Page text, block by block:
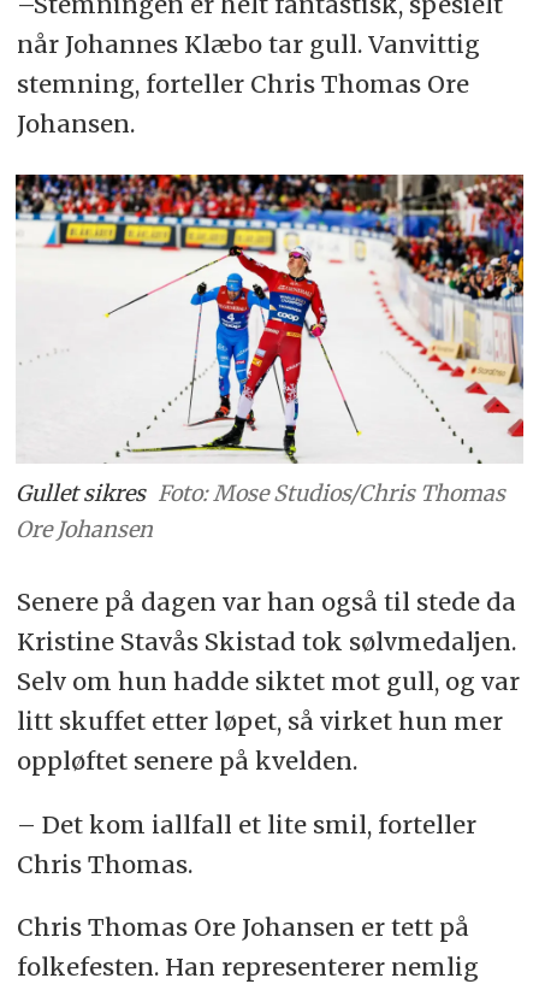
når Johannes Klæbo tar gull. Vanvittig
stemning, forteller Chris Thomas Ore
Johansen.
Gullet sikres Foto: Mose Studios/Chris Thomas
Ore Johansen
Senere på dagen var han også til stede da
Kristine Stavås Skistad tok sølvmedaljen.
Selv om hun hadde siktet mot gull, og var
litt skuffet etter løpet, så virket hun mer
oppløftet senere på kvelden.
– Det kom iallfall et lite smil, forteller
Chris Thomas.
Chris Thomas Ore Johansen er tett på
folkefesten. Han representerer nemlig